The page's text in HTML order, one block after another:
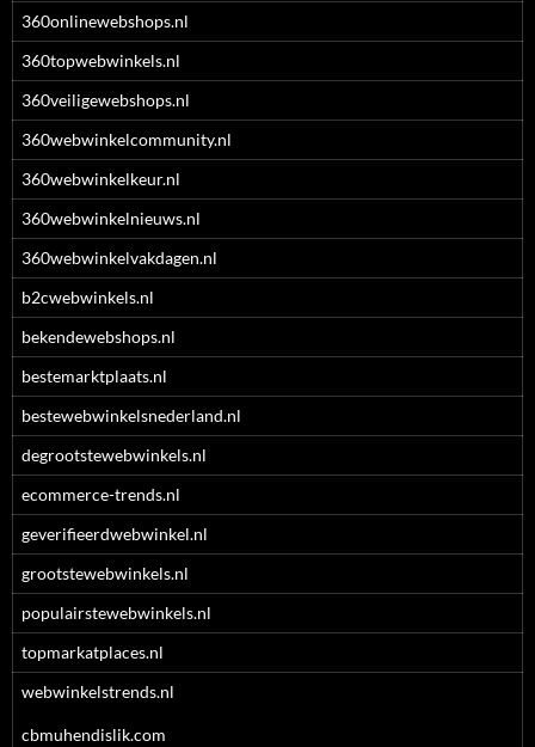
360onlinewebshops.nl
360topwebwinkels.nl
360veiligewebshops.nl
360webwinkelcommunity.nl
360webwinkelkeur.nl
360webwinkelnieuws.nl
360webwinkelvakdagen.nl
b2cwebwinkels.nl
bekendewebshops.nl
bestemarktplaats.nl
bestewebwinkelsnederland.nl
degrootstewebwinkels.nl
ecommerce-trends.nl
geverifieerdwebwinkel.nl
grootstewebwinkels.nl
populairstewebwinkels.nl
topmarkatplaces.nl
webwinkelstrends.nl
cbmuhendislik.com